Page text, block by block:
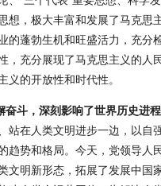
想，极大丰富和发展了马克思
的蓬勃生机和旺盛活力，充分
，充分展现了马克思主义的人
义的开放性和时代性。
奋斗，深刻影响了世界历史进程
站在人类文明进步一边，以自
趋势和格局。今天，党领导人
文明新形态，拓展了发展中国